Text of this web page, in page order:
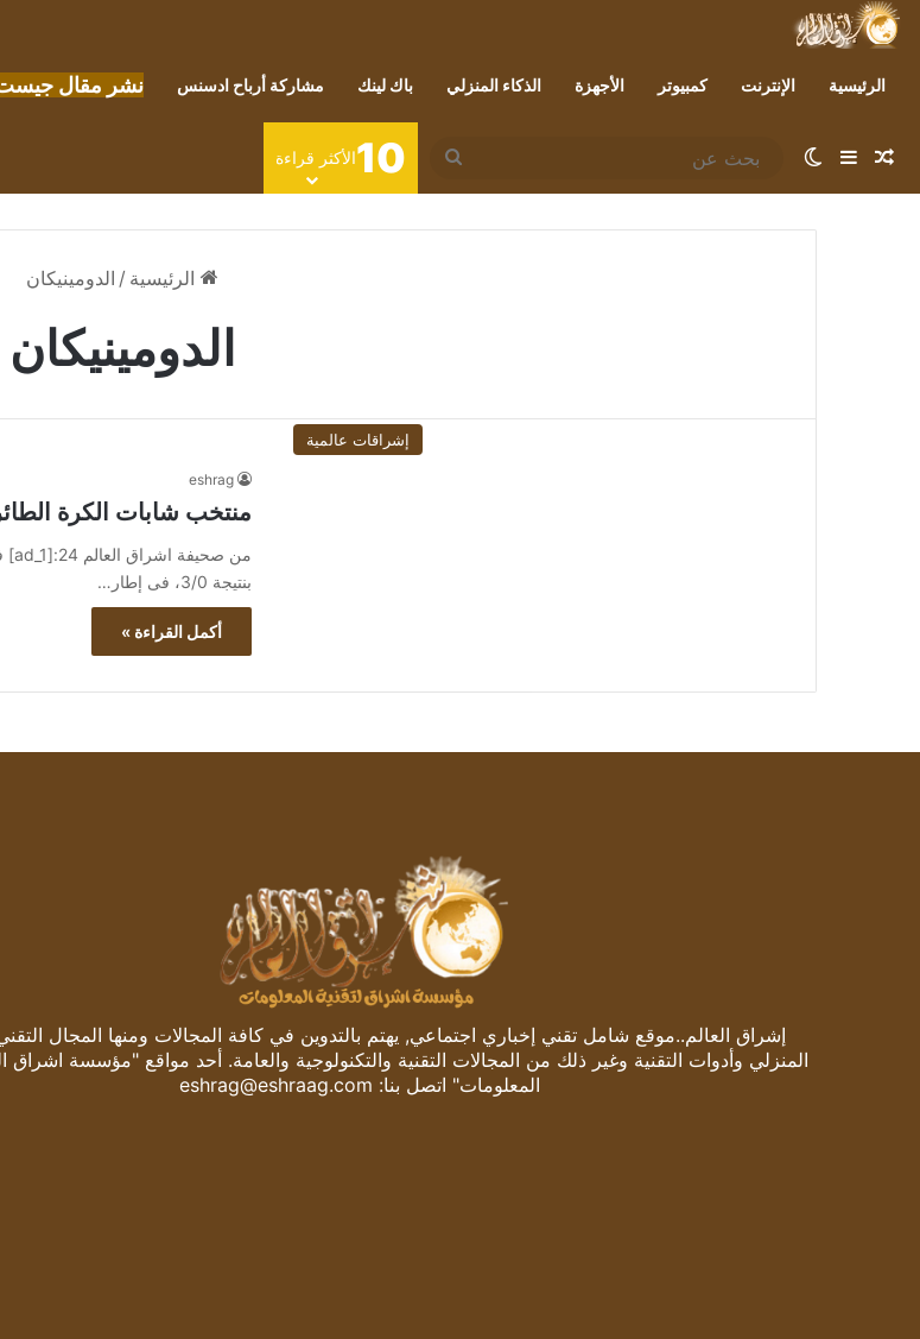
الرئيسية الإنترنت كمبيوتر الأجهزة الذكاء المنزلي باك لينك مشاركة أرباح ادسنس نشر مقال
مقال عشوائي
إضافة عمود جانبي
الوضع المظلم
بحث
عن
10الأكثر قراءة
الرئيسية / الدومينيكان
الدومينيكان
إشراقات عالمية
eshrag
منتخب شابات الكرة
بنتيجة 3/0، فى إطار…
أكمل القراءة »
إشراق العالم..موقع شامل تقني إخباري اجتماعي, يهتم بالتدوين في كافة المجالات ومنها المجال
المنزلي وأدوات التقنية وغير ذلك من المجالات التقنية والتكنولوجية والعامة. أحد مواقع "مؤسسة اشراق
المعلومات" اتصل بنا: eshrag@eshraag.com